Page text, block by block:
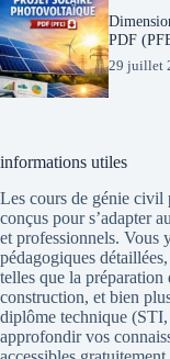
PDF
29 juillet
informations utiles
Les cours de génie civil
conçus pour s’adapter
et professionnels. Vous
pédagogiques
telles que la préparation
construction, et bien
diplôme technique
approfondir vos